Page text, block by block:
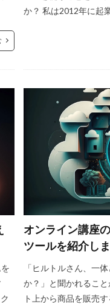
か？ 私は2012年に起
オンライン講座
ツールを紹介しま
「ヒルトルさん、一
か？」と聞かれるこ
ト上から商品を販売